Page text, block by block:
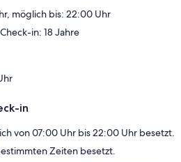
möglich bis: 22:00 Uhr
in: 18 Jahre
in
von 07:00 Uhr bis 22:00 Uhr besetzt.
Zeiten besetzt.